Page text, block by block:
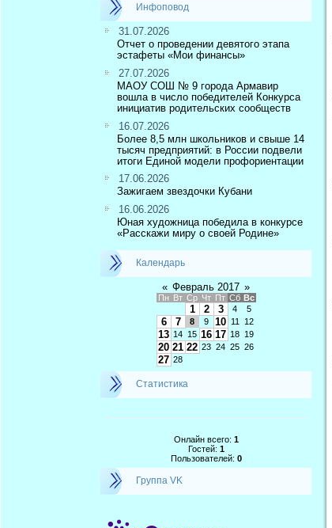
Инфоповод
31.07.2026
Отчет о проведении девятого этапа
эстафеты «Мои финансы»
27.07.2026
МАОУ СОШ № 9 города Армавир
вошла в число победителей Конкурса
инициатив родительских сообществ
16.07.2026
Более 8,5 млн школьников и свыше 14
тысяч предприятий: в России подвели
итоги Единой модели профориентации
17.06.2026
Зажигаем звездочки Кубани
16.06.2026
Юная художница победила в конкурсе
«Расскажи миру о своей Родине»
Календарь
« Февраль 2017 »
Пн Вт Ср Чт Пт Сб Вс
1 2 3 4 5
6 7 8 9 10 11 12
13 14 15 16 17 18 19
20 21 22 23 24 25 26
27 28
Статистика
Онлайн всего: 1
Гостей: 1
Пользователей: 0
Группа VK